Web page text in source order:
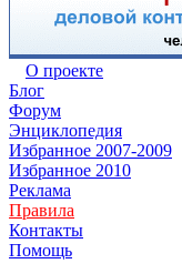
О проекте
Блог
Форум
Энциклопедия
Избранное 2007-2009
Избранное 2010
Реклама
Правила
Контакты
Помощь